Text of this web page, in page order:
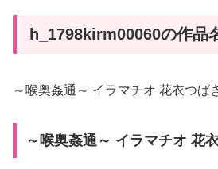
h_1798kirm00060の作品
～喉奥姦通～ イラマチオ 花衣つば
～喉奥姦通～ イラマチオ 花